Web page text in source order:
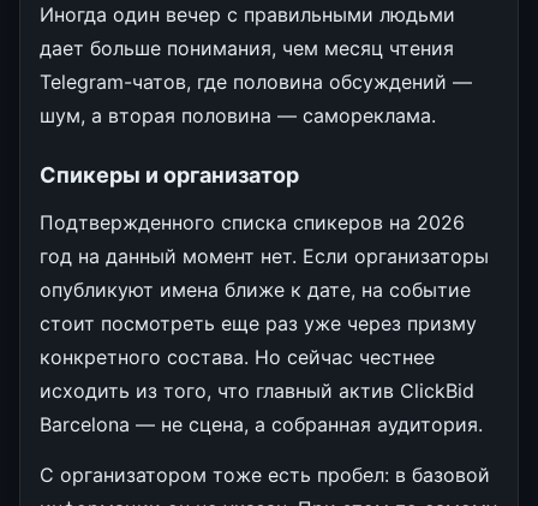
Иногда один вечер с правильными людьми
дает больше понимания, чем месяц чтения
Telegram-чатов, где половина обсуждений —
шум, а вторая половина — самореклама.
Спикеры и организатор
Подтвержденного списка спикеров на 2026
год на данный момент нет. Если организаторы
опубликуют имена ближе к дате, на событие
стоит посмотреть еще раз уже через призму
конкретного состава. Но сейчас честнее
исходить из того, что главный актив ClickBid
Barcelona — не сцена, а собранная аудитория.
С организатором тоже есть пробел: в базовой